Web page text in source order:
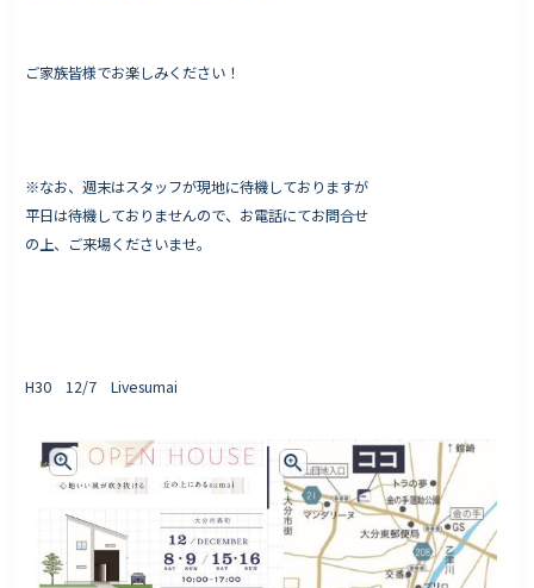
Staff ブログ&News
ご家族皆様でお楽しみください！
※なお、週末はスタッフが現地に待機しておりますが
平日は待機しておりませんので、お電話にてお問合せ
の上、ご来場くださいませ。
H30 12/7 Livesumai